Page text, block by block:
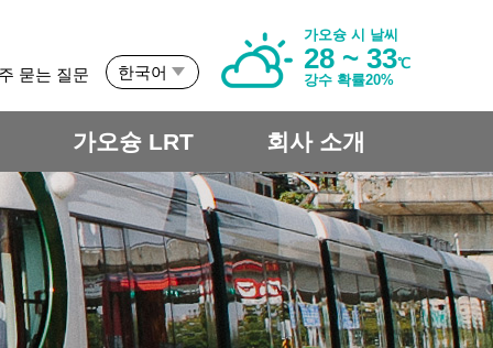
묻는 질문 한국어
가오슝 시 날씨
28 ~ 33℃
강수 확률20%
가오슝 LRT 회사 소개